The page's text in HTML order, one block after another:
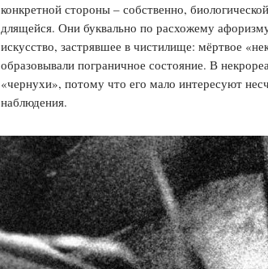
конкретной стороны – собственно,
длящейся. Они буквально по расхожему
искусство, застрявшее в чистилище: мёртвое
образовывали пограничное состояние. В
«чернухи», потому что его мало интересуют
наблюдения.